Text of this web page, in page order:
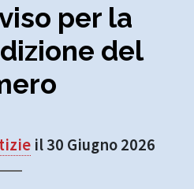
per la
del
il 30 Giugno 2026